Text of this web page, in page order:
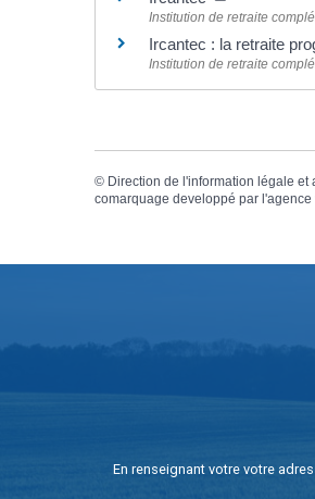
Institution de retraite
Ircantec : la retraite
Institution de retraite
© Direction de l'information légale et
comarquage developpé par l'agence
En renseignant votre votre